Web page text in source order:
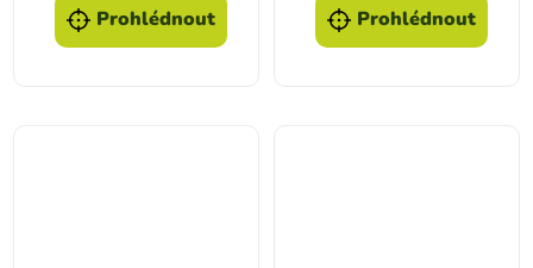
Prohlédnout Prohlédnout